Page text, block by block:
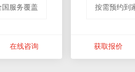
国服务覆盖
在线咨询
按需预约到
获取报价